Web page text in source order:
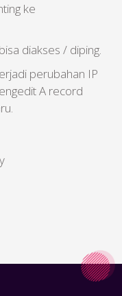
ke
diakses / diping.
perubahan IP
A record